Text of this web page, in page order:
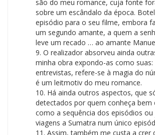
são do meu romance, cuja fonte
sobre um escândalo da época.
episódio para o seu filme, embora
um segundo amante, a quem a
leve um recado … ao amante
9. O realizador absorveu ainda
minha obra expondo-as como suas:
entrevistas, refere-se à magia do
é um leitmotiv do meu romance.
10. Há ainda outros aspectos, que
detectados por quem conheça bem
como a sequência dos episódios
viagens a Sumatra num único
11. Assim, também me custa a crer